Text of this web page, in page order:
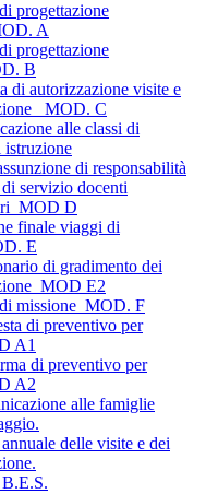
progettazione
A
progettazione
B
di autorizzazione visite e
MOD. C
alle classi di
di responsabilità
servizio docenti
D
finale viaggi di
E
di gradimento dei
E2
missione_MOD. F
di preventivo per
A1
di preventivo per
A2
alle famiglie
delle visite e dei